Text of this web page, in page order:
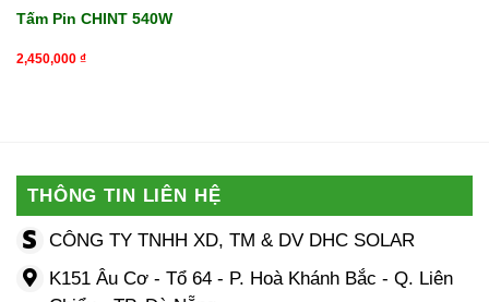
Tấm Pin CHINT 540W
2,450,000 ₫
THÔNG TIN LIÊN HỆ
CÔNG TY TNHH XD, TM & DV DHC SOLAR
K151 Âu Cơ - Tổ 64 - P. Hoà Khánh Bắc - Q. Liên